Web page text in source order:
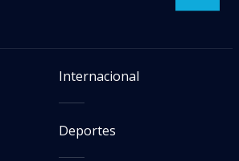
Internacional
Deportes